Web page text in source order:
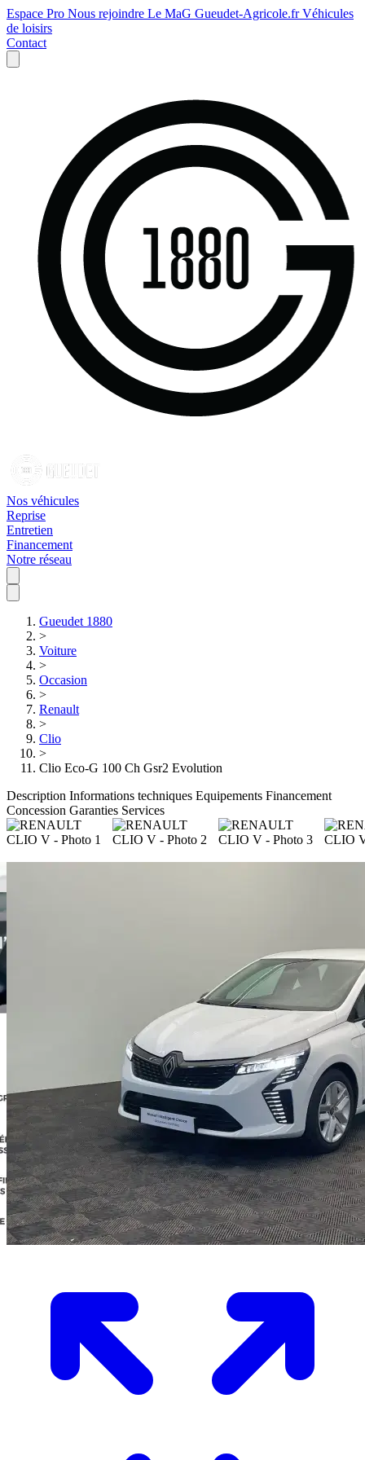
Espace Pro Nous rejoindre Le MaG Gueudet-Agricole.frVéhicules
de loisirs
Contact
Nos véhicules
Reprise
Entretien
Financement
Notre réseau
Gueudet 1880
>
Voiture
>
Occasion
>
Renault
>
Clio
>
Clio Eco-G 100 Ch Gsr2 Evolution
Description Informations techniques Equipements Financement
Concession Garanties Services